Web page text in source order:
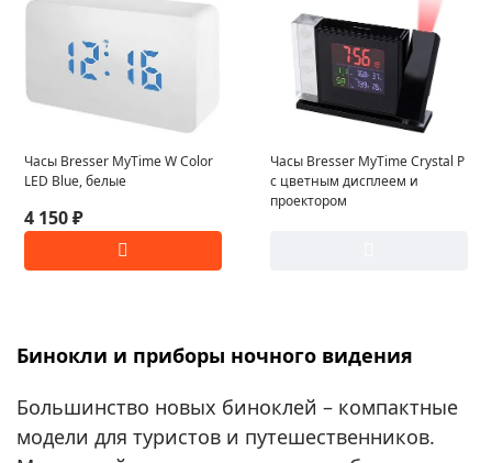
Часы Bresser MyTime W Color
LED Blue, белые
4 150 ₽
Часы Bresser MyTime Crystal P
с цветным дисплеем и
проектором
Бинокли и приборы ночного видения
Большинство новых биноклей – компактные
модели для туристов и путешественников.